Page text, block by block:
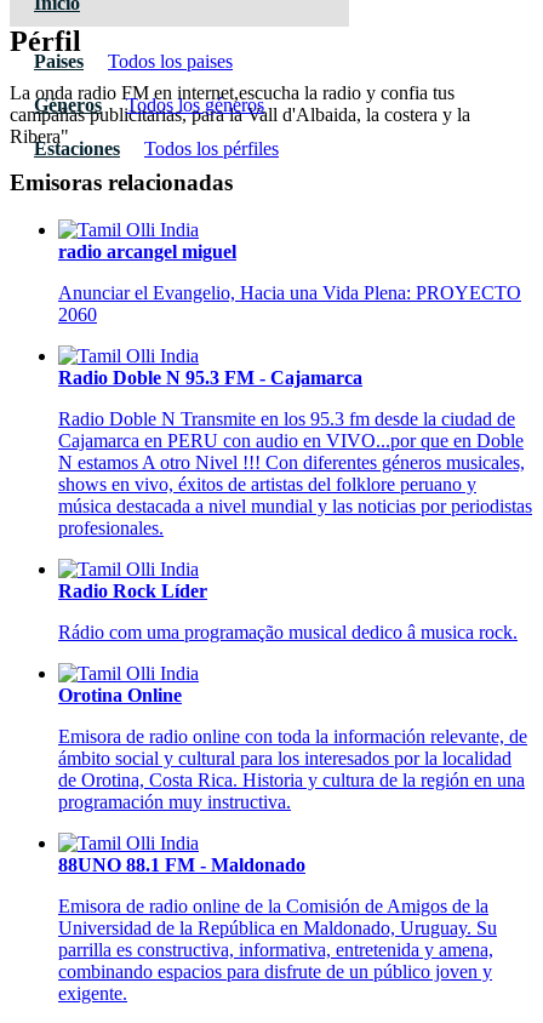
Paises Todos los paises
Géneros Todos los géneros
Estaciones Todos los pérfiles
Pérfil
La onda radio FM en internet,escucha la radio y confia tus
campañas publicitarias, para la Vall d'Albaida, la costera y la
Ribera"
Emisoras relacionadas
radio arcangel miguel
Anunciar el Evangelio, Hacia una Vida Plena: PROYECTO
2060
Radio Doble N 95.3 FM - Cajamarca
Radio Doble N Transmite en los 95.3 fm desde la ciudad de
Cajamarca en PERU con audio en VIVO...por que en Doble
N estamos A otro Nivel !!! Con diferentes géneros musicales,
shows en vivo, éxitos de artistas del folklore peruano y
música destacada a nivel mundial y las noticias por periodistas
profesionales.
Radio Rock Líder
Rádio com uma programação musical dedico â musica rock.
Orotina Online
Emisora de radio online con toda la información relevante, de
ámbito social y cultural para los interesados por la localidad
de Orotina, Costa Rica. Historia y cultura de la región en una
programación muy instructiva.
88UNO 88.1 FM - Maldonado
Emisora de radio online de la Comisión de Amigos de la
Universidad de la República en Maldonado, Uruguay. Su
parrilla es constructiva, informativa, entretenida y amena,
combinando espacios para disfrute de un público joven y
exigente.